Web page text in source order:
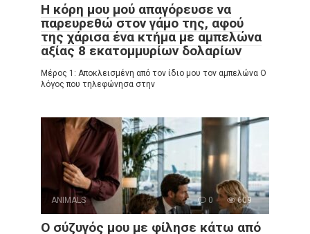
Η κόρη μου μού απαγόρευσε να
παρευρεθώ στον γάμο της, αφού
της χάρισα ένα κτήμα με αμπελώνα
αξίας 8 εκατομμυρίων δολαρίων
Μέρος 1: Αποκλεισμένη από τον ίδιο μου τον αμπελώνα Ο
λόγος που τηλεφώνησα στην
ANIMALS 0 609
Ο σύζυγός μου με φίλησε κάτω από